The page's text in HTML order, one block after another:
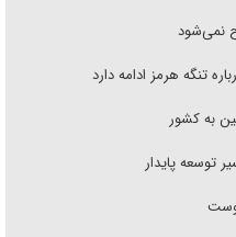
نمی‌شود
تنگه هرمز ادامه دارد
توسعه پایدار